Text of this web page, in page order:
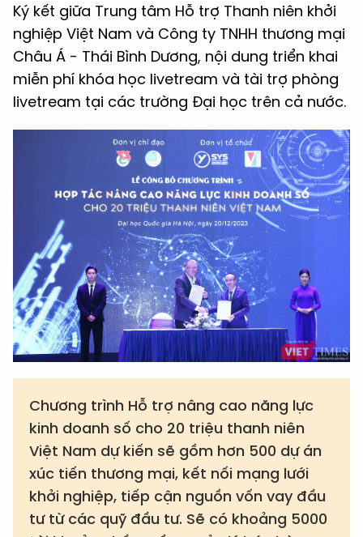
Ký kết giữa Trung tâm Hỗ trợ Thanh niên khởi
nghiệp Việt Nam và Công ty TNHH thương mại
Châu Á - Thái Bình Dương, nội dung triển khai
miễn phí khóa học livetream và tài trợ phòng
livetream tại các trường Đại học trên cả nước.
Chương trình Hỗ trợ nâng cao năng lực
kinh doanh số cho 20 triệu thanh niên
Việt Nam dự kiến sẽ gồm hơn 500 dự án
xúc tiến thương mại, kết nối mạng lưới
khởi nghiệp, tiếp cận nguồn vốn vay đầu
tư từ các quỹ đầu tư. Sẽ có khoảng 5000